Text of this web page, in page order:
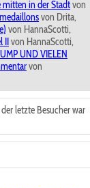
mitten in der Stadtvon
von Drita,
von HannaScotti,
IIvon HannaScotti,
UND VIELEN
von
letzte Besucher war